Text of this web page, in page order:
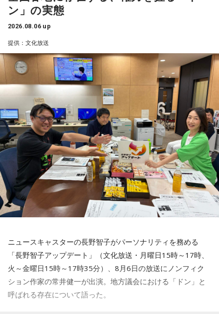
先生もたくさん観ることができて、大満足のライブでした！
アンコールのときに披露していた『551蓬莱』のCMのモノマ
ネも関西ならではで、私も昔から観ていたので、とても楽し
きましたが、体調に気を付けて最後まで駆け抜けてくださ
い！ ずっとずっと大好きです！」（兵庫県 20歳）
◆「真夏の全国ツアー2026」大阪公演裏話
賀喜：大阪公演2日目の私は、横結びみたいなサイドテールに
してみたんです。それがリスナーちゃんも意図せずというか
お揃いだったんだね！ うれしい～！
私も生まれたところが大阪なので、大阪でのライブは特別な
んですよ。家族や親戚も観に来てくれていて、それもうれし
かったから頑張れたし、「551」も食べたし（笑）。あと、
たこ焼きも「りくろーおじさんの店」のチーズケーキも食べ
た！
それに、いつも大阪でライブをするとき、私の親戚の皆さん
がぶどうの差し入れをしてくれるの。それも食べた！ メンバ
大阪公演の前の日もお仕事だったんですけど、そのお仕事が
終わったらすぐ大阪に帰って、ちょっとだけ（愛猫の）まろ
んにも会えたんですよ。それで、その次の日にライブをし
て、家族が観に来てくれて、帰ったという大阪ライフでした
ね。
ン」の実態
2026.08.06 up
提供：文化放送
ニュースキャスターの長野智子がパーソナリティを務める
「長野智子アップデート」（文化放送・月曜日15時～17時、
火～金曜日15時～17時35分）、8月6日の放送にノンフィク
ション作家の常井健一が出演。地方議会における「ドン」と
呼ばれる存在について語った。